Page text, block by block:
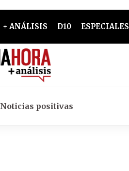
+ ANÁLISIS D10 ESPECIALES
Noticias positivas